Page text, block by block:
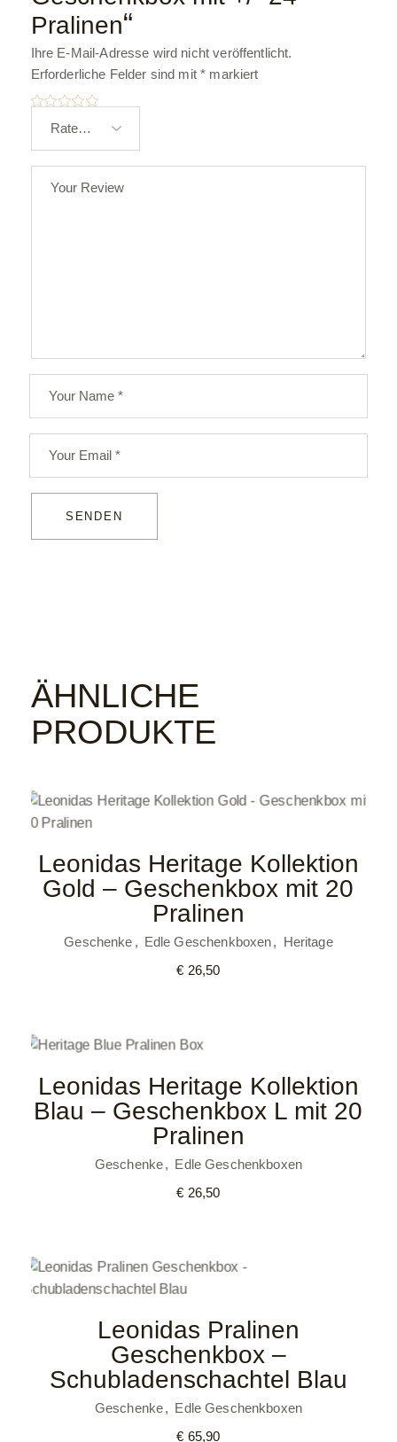
Pralinen“
Ihre E-Mail-Adresse wird nicht veröffentlicht.
Erforderliche Felder sind mit* markiert
SENDEN
ÄHNLICHE
PRODUKTE
Leonidas Heritage Kollektion
Gold – Geschenkbox mit 20
Pralinen
Geschenke Edle Geschenkboxen
Heritage
€ 26,50
Leonidas Heritage Kollektion
Blau – Geschenkbox L mit 20
Pralinen
Geschenke
Edle Geschenkboxen
€ 26,50
Leonidas Pralinen
Geschenkbox –
Schubladenschachtel Blau
Geschenke
Edle Geschenkboxen
€ 65,90